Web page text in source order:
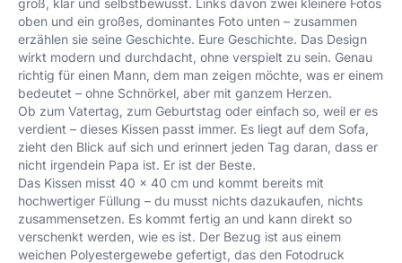
oben und ein großes, dominantes Foto unten – zusammen
erzählen sie seine Geschichte. Eure Geschichte. Das Design
wirkt modern und durchdacht, ohne verspielt zu sein. Genau
richtig für einen Mann, dem man zeigen möchte, was er einem
bedeutet – ohne Schnörkel, aber mit ganzem Herzen.
Ob zum Vatertag, zum Geburtstag oder einfach so, weil er es
verdient – dieses Kissen passt immer. Es liegt auf dem Sofa,
zieht den Blick auf sich und erinnert jeden Tag daran, dass er
nicht irgendein Papa ist. Er ist der Beste.
Das Kissen misst 40 × 40 cm und kommt bereits mit
hochwertiger Füllung – du musst nichts dazukaufen, nichts
zusammensetzen. Es kommt fertig an und kann direkt so
verschenkt werden, wie es ist. Der Bezug ist aus einem
weichen Polyestergewebe gefertigt, das den Fotodruck